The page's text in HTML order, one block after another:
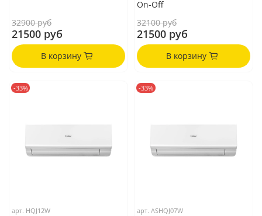
32900 руб
21500 руб
В корзину
On-Off
32100 руб
21500 руб
В корзину
-33%
арт. HQJ12W
-33%
арт.ASHQJ07W